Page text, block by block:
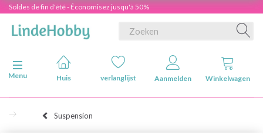
Soldes de fin d'été - Économisez jusqu'à 50%
Navigatie in-/uitschakelen
Menu
Huis verlanglijst Aanmelden Winkelwagen
Suspension